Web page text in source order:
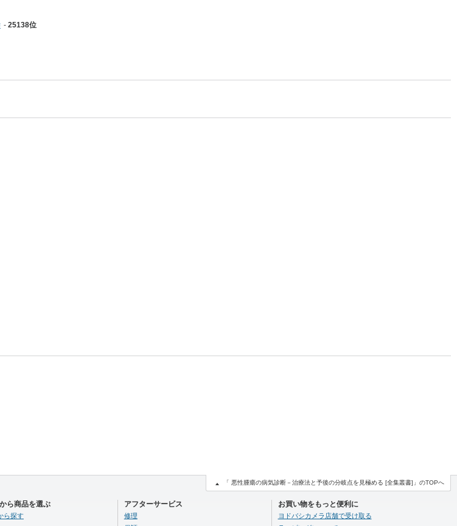
25138位
ら商品を選ぶ
ら探す
アフターサービス
修理
お買い物をもっと便利に
ヨドバシカメラ店舗で受け取る
「 悪性腫瘍の病気診断－治療法と予後の分岐点を見極める [全集叢書]」のTOPへ